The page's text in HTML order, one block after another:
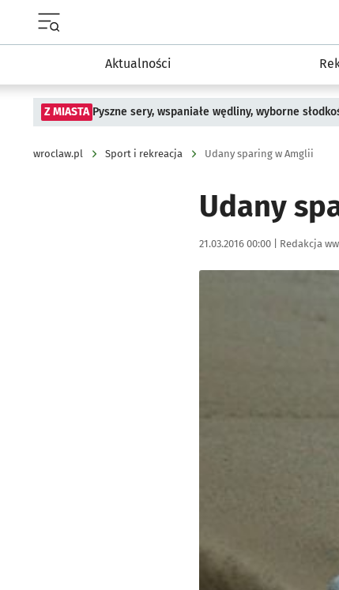
Aktualności
Z MIASTA Pyszne sery, wspaniałe wędliny, wyborne
wroclaw.pl Sport i rekreacja Udany sparing w Amglii
Udany
Data publikacji:
21.03.2016 00:00 | Autor:
Redakcja